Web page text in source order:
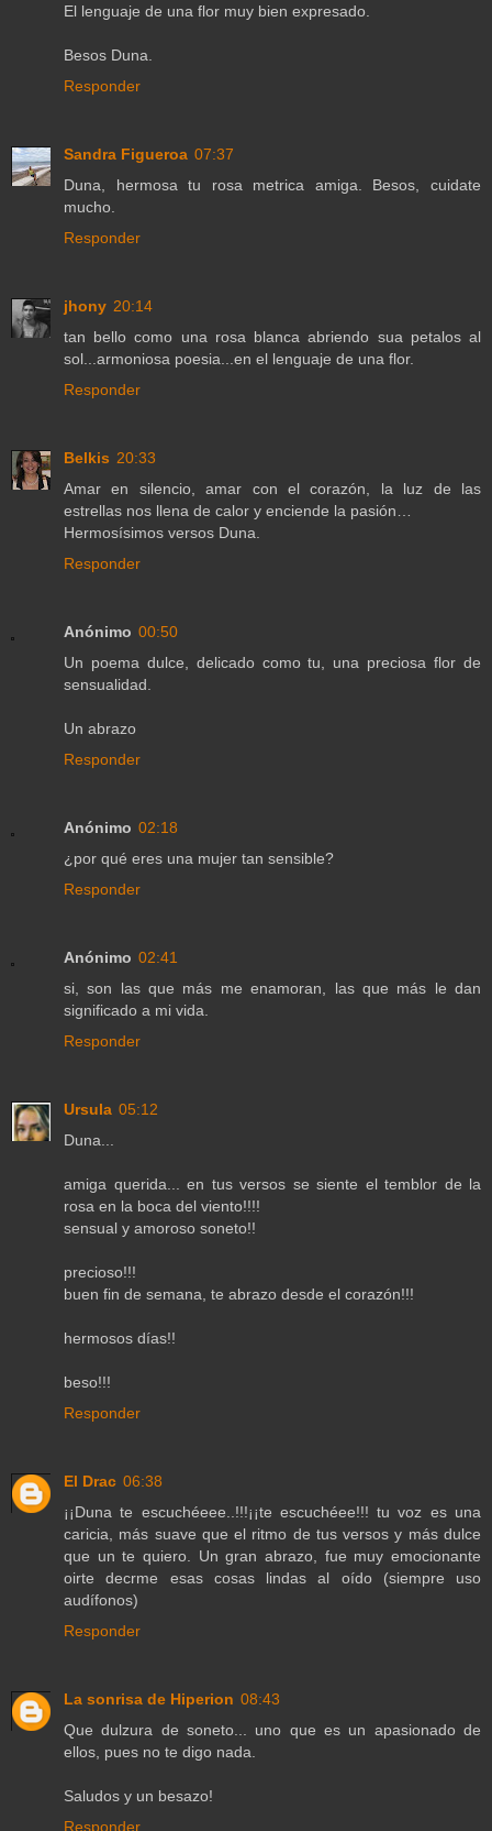
El lenguaje de una flor muy bien expresado.
Besos Duna.
Responder
Sandra Figueroa 07:37
Duna, hermosa tu rosa metrica amiga. Besos, cuidate
mucho.
Responder
jhony 20:14
tan bello como una rosa blanca abriendo sua petalos al
sol...armoniosa poesia...en el lenguaje de una flor.
Responder
Belkis 20:33
Amar en silencio, amar con el corazón, la luz de las
estrellas nos llena de calor y enciende la pasión…
Hermosísimos versos Duna.
Responder
Anónimo 00:50
Un poema dulce, delicado como tu, una preciosa flor de
sensualidad.
Un abrazo
Responder
Anónimo 02:18
¿por qué eres una mujer tan sensible?
Responder
Anónimo 02:41
si, son las que más me enamoran, las que más le dan
significado a mi vida.
Responder
Ursula 05:12
Duna...
amiga querida... en tus versos se siente el temblor de la
rosa en la boca del viento!!!!
sensual y amoroso soneto!!
precioso!!!
buen fin de semana, te abrazo desde el corazón!!!
hermosos días!!
beso!!!
Responder
El Drac 06:38
¡¡Duna te escuchéeee..!!!¡¡te escuchéee!!! tu voz es una
caricia, más suave que el ritmo de tus versos y más dulce
que un te quiero. Un gran abrazo, fue muy emocionante
oirte decrme esas cosas lindas al oído (siempre uso
audífonos)
Responder
La sonrisa de Hiperion 08:43
Que dulzura de soneto... uno que es un apasionado de
ellos, pues no te digo nada.
Saludos y un besazo!
Responder